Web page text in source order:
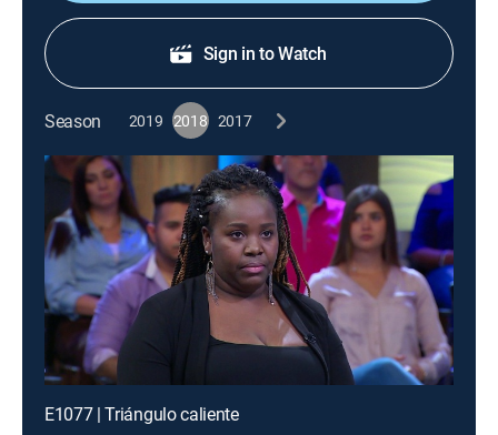
Sign in to Watch
Season 2019 2018 2017
E1077 | Triángulo caliente